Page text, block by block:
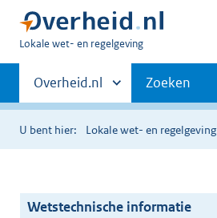
U
hier:
Lokale wet- en regelgeving
Primaire
navigatie
Andere
sites
binnen
Overheid.nl Zoeken
U bent hier: Lokale wet- en regelgeving
Wetstechnische informatie